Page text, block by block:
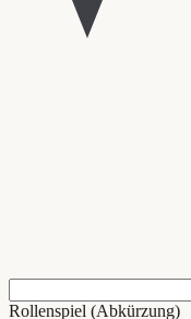
Rollenspiel (Abkürzung)